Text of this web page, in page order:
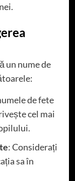
un nume de
de fete
cel mai
: Considerați
sa în